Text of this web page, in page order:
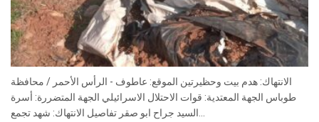
الانتهاك: هدم بيت وحظيرتين الموقع: عاطوف - الرأس الأحمر / محافظة
طوباس الجهة المعتدية: قوات الاحتلال الاسرائيلي الجهة المتضررة: أسرة